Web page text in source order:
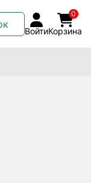
ВойтиКорзина
0